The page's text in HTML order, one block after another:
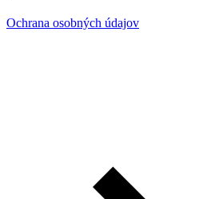
Ochrana osobných údajov